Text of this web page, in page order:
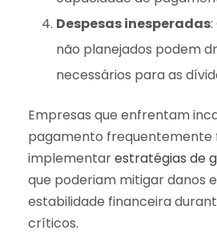
Despesas inesperadas
não planejados podem
necessários para as
Empresas que enfrentam
pagamento frequentemente
implementarestratégias de
que poderiam mitigar danos
estabilidade financeira
críticos.